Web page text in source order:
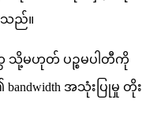
သည။
သမဟတ ပဉမပ တက
bandwidth အသ ပမ တ